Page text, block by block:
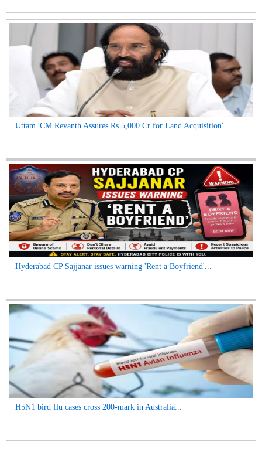
Uttam 'CM Revanth Assures Rs.5,000 Cr for Land Acquisition'...
Hyderabad CP Sajjanar issues warning 'Rent a Boyfriend'...
H5N1 bird flu cases cross 200-mark in Australia...